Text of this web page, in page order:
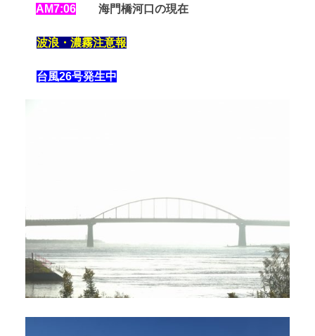
AM7:06海門橋河口の現在
波浪・濃霧注意報
台風26号発生中